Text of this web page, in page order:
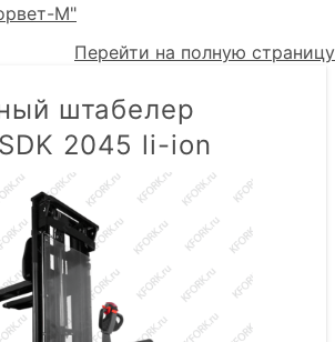
М"
Перейти на полную страницу
штабелер
2045 li-ion